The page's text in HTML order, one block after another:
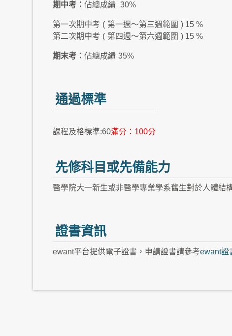
期中考： 佔總成績 30%
第一次期中考 ( 第一週～第三週範圍 ) 15 %
第二次期中考 ( 第四週～第六週範圍 ) 15 %
期末考： 佔總成績 35%
通過標準
課程及格標準:60滿分：100分
先修科目或先備能力
醫學院大一新生或非醫學專業學系舊生對於人體結
證書資訊
ewant平台提供電子證書，申請證書請參考ewant證